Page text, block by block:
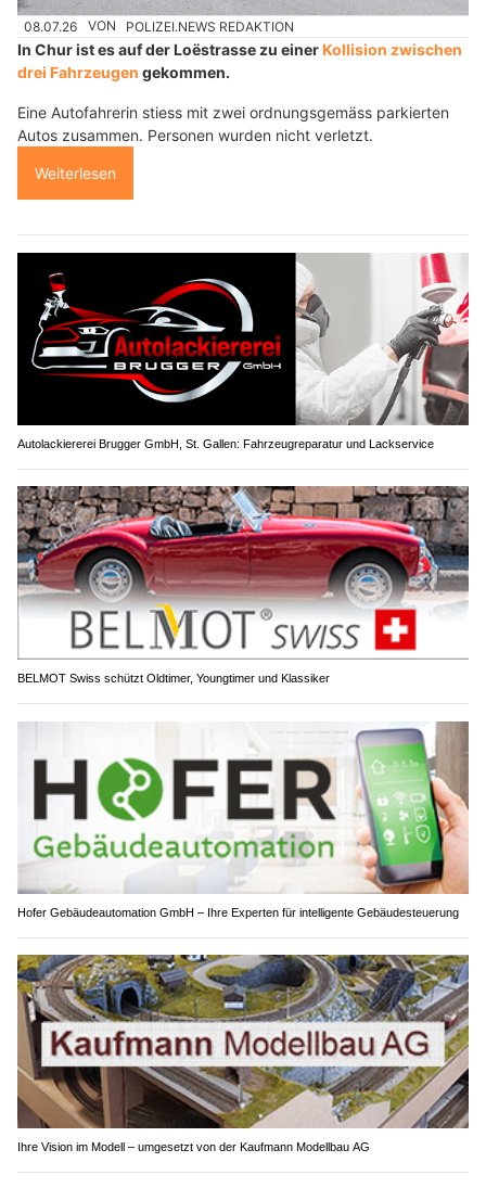
08.07.26 VON POLIZEI.NEWS REDAKTION
In Chur ist es auf der Loëstrasse zu einerKollision zwischen
drei Fahrzeugen gekommen.
Eine Autofahrerin stiess mit zwei ordnungsgemäss parkierten
Autos zusammen. Personen wurden nicht verletzt.
Weiterlesen
Autolackiererei Brugger GmbH, St. Gallen: Fahrzeugreparatur und Lackservice
BELMOT Swiss schützt Oldtimer, Youngtimer und Klassiker
Hofer Gebäudeautomation GmbH – Ihre Experten für intelligente Gebäudesteuerung
Ihre Vision im Modell – umgesetzt von der Kaufmann Modellbau AG